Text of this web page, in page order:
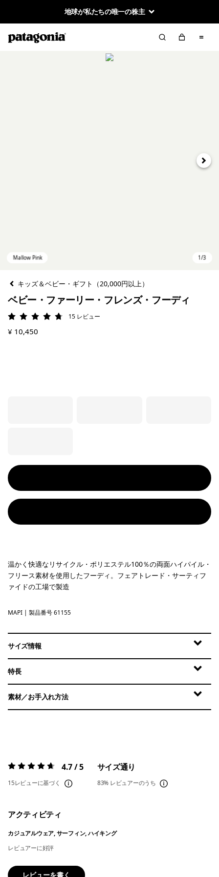
地球が私たちの唯一の株主
次へ
キッズ＆ベビー・ギフト（20,000円以上）
ベビー・ファーリー・フレンズ・フーディ
評価: 4.7 / 5
15 レビュー
¥ 10,450
温かく快適なリサイクル・ポリエステル100％の両面ハイパイル・
フリース素材を使用したフーディ。フェアトレード・サーティフ
ァイドの工場で製造
Mallow Pink
MAPI | 製品番号 61155
サイズ情報
特長
素材／お手入れ方法
評価:4.7 / 5 4.7 / 5
15レビューに基づく
サイズ通り
83% レビュアーのうち
アクティビティ
カジュアルウェア, サーフィン, ハイキング
レビュアーに好評
レビューを書く